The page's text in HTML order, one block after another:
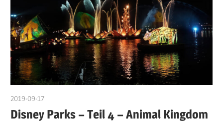
2019-09-17
Disney Parks – Teil 4 – Animal Kingdom